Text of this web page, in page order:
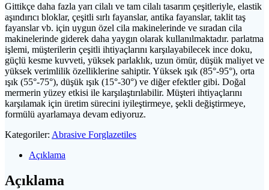
Gittikçe daha fazla yarı cilalı ve tam cilalı tasarım çeşitleriyle, elastik
aşındırıcı bloklar, çeşitli sırlı fayanslar, antika fayanslar, taklit taş
fayanslar vb. için uygun özel cila makinelerinde ve sıradan cila
makinelerinde giderek daha yaygın olarak kullanılmaktadır. parlatma
işlemi, müşterilerin çeşitli ihtiyaçlarını karşılayabilecek ince doku,
güçlü kesme kuvveti, yüksek parlaklık, uzun ömür, düşük maliyet ve
yüksek verimlilik özelliklerine sahiptir. Yüksek ışık (85°-95°), orta
ışık (55°-75°), düşük ışık (15°-30°) ve diğer efektler gibi. Doğal
mermerin yüzey etkisi ile karşılaştırılabilir. Müşteri ihtiyaçlarını
karşılamak için üretim sürecini iyileştirmeye, şekli değiştirmeye,
formülü ayarlamaya devam ediyoruz.
Kategoriler: Abrasive Forglazetiles
Açıklama
Açıklama